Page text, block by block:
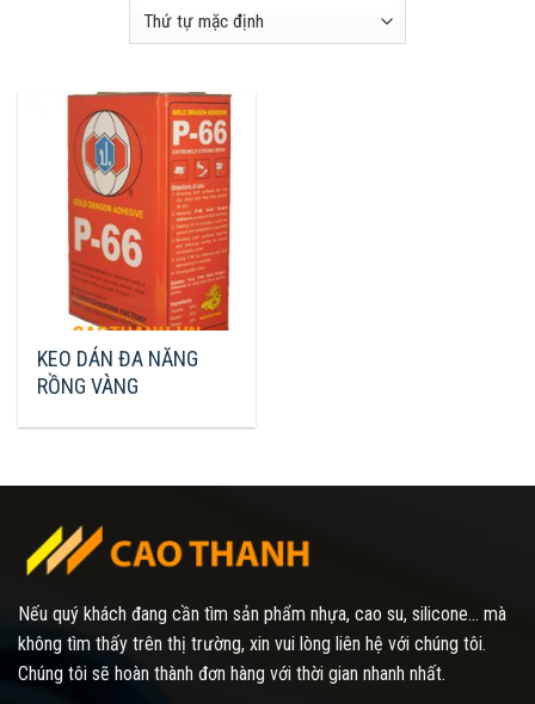
KEO DÁN ĐA NĂNG
RỒNG VÀNG
Nếu quý khách đang cần tìm sản phẩm nhựa, cao su, silicone... mà
không tìm thấy trên thị trường, xin vui lòng liên hệ với chúng tôi.
Chúng tôi sẽ hoàn thành đơn hàng với thời gian nhanh nhất.